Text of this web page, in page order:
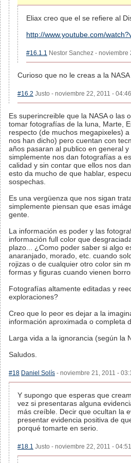
Eliax creo que el se refiere al
http://www.youtube.com/
#16.1.1 Nestor Sanchez -
Curioso que no le creas a la
#16.2 Justo - noviembre 22, 2011 -
Es superincreible que la NASA o las
tomar fotografías de la luna, Marte,
respecto (de muchos megapixeles)
nos han dicho) pero cuentan con
años pasaran al publico en general
simplemente nos dan fotografías a
calidad y sin contar que ellos nos
esto da mucho de que hablar,
sospechas.
Es una vergüenza que nos sigan
simplemente piensan que esas
gente.
La información es poder y las
información full color que
plazo... ¿Como poder saber si algo
anaranjado, morado, etc. cuando
rojizas o de cualquier otro color sin
formas y figuras cuando vienen
Fotografías altamente editadas y
exploraciones?
Creo que lo peor es dejar a la
información aproximada o completa
Larga vida a la ignorancia (según la
Saludos.
#18 Daniel Solís - noviembre 21, 2011 -
Y supongo que esperas que
vez si presentaras alguna
más creíble. Decir que ocultan la
presentar evidencia positiva de
porqué tomarte en serio.
#18.1 Justo - noviembre 22, 2011 -